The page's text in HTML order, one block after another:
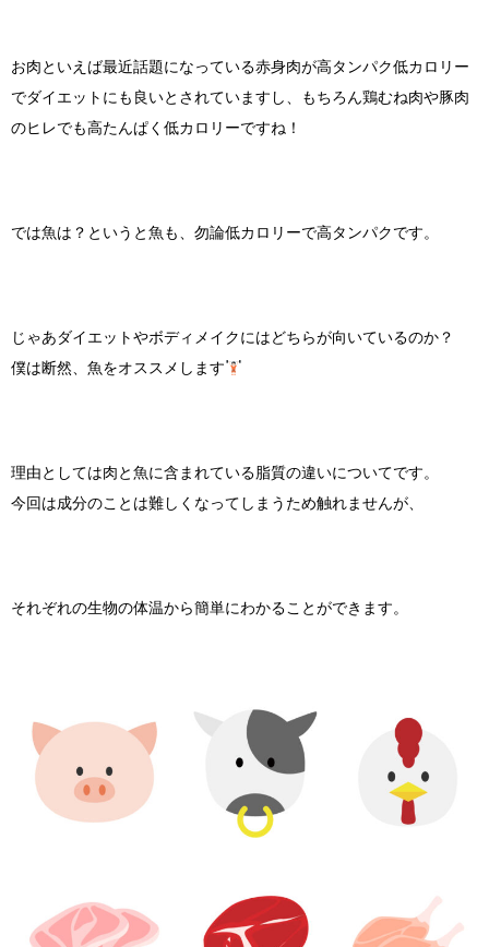
お肉といえば最近話題になっている赤身肉が高タンパク低カロリー
でダイエットにも良いとされていますし、もちろん鶏むね肉や豚肉
のヒレでも高たんぱく低カロリーですね！
では魚は？というと魚も、勿論低カロリーで高タンパクです。
じゃあダイエットやボディメイクにはどちらが向いているのか？
僕は断然、魚をオススメします
理由としては肉と魚に含まれている脂質の違いについてです。
今回は成分のことは難しくなってしまうため触れませんが、
それぞれの生物の体温から簡単にわかることができます。